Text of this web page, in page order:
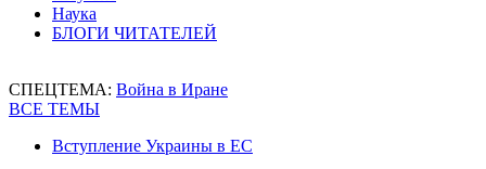
Наука
БЛОГИ ЧИТАТЕЛЕЙ
СПЕЦТЕМА: Война в Иране
ВСЕ ТЕМЫ
Вступление Украины в ЕС